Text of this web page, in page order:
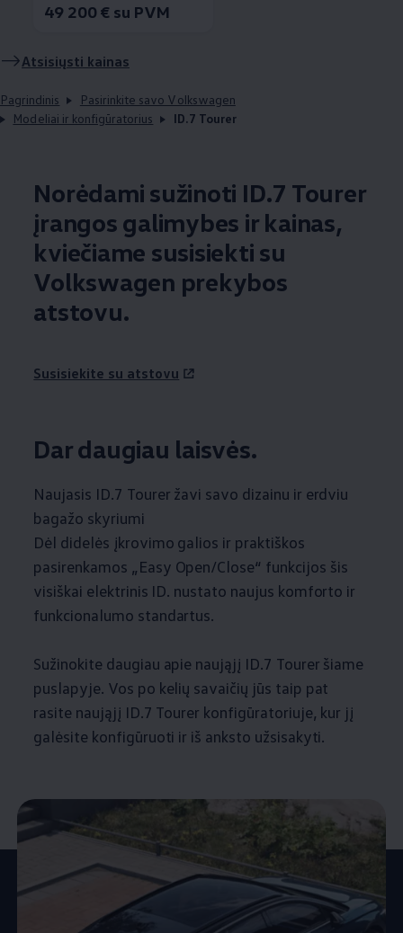
49 200 € su PVM
Atsisiųsti kainas
Pagrindinis
Pasirinkite savo Volkswagen
Modeliai ir konfigūratorius
ID.7 Tourer
Norėdami sužinoti ID.7 Tourer
įrangos galimybes ir kainas,
kviečiame susisiekti su
Volkswagen prekybos
atstovu.
Susisiekite su atstovu
Dar daugiau laisvės.
Naujasis ID.7 Tourer žavi savo dizainu ir erdviu
bagažo skyriumi
Dėl didelės įkrovimo galios ir praktiškos
pasirenkamos „Easy Open/Close“ funkcijos šis
visiškai elektrinis ID. nustato naujus komforto ir
funkcionalumo standartus.
Sužinokite daugiau apie naująjį ID.7 Tourer šiame
puslapyje. Vos po kelių savaičių jūs taip pat
rasite naująjį ID.7 Tourer konfigūratoriuje, kur jį
galėsite konfigūruoti ir iš anksto užsisakyti.